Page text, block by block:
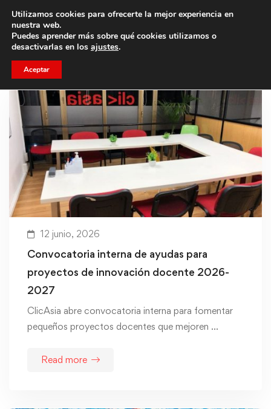
Trae a un amigo y llevaos un total de 75€ de descuento.
12 junio, 2026
Convocatoria interna de ayudas para
proyectos de innovación docente 2026-
2027
ClicAsia abre convocatoria interna para fomentar
pequeños proyectos docentes que mejoren …
Read more
Utilizamos cookies para ofrecerte la mejor experiencia en
nuestra web.
Puedes aprender más sobre qué cookies utilizamos o
desactivarlas en los ajustes.
Aceptar